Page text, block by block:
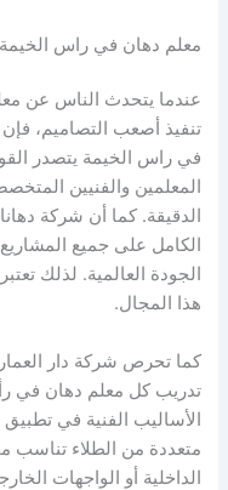
معلم دهان في راس الخيمة
عندما يتحدث الناس عن
تنفيذ أصعب التصاميم،
في راس الخيمة يتصدر
المعلمين والفنيين
الدقيقة. كما أن شركة
الكامل على جميع
الجودة العالمية. لذلك
هذا المجال.
كما تحرص شركة دار
تدريب كل معلم دهان في
الأساليب الفنية في
متعددة من الطلاء تناسب
الداخلية أو الواجهات